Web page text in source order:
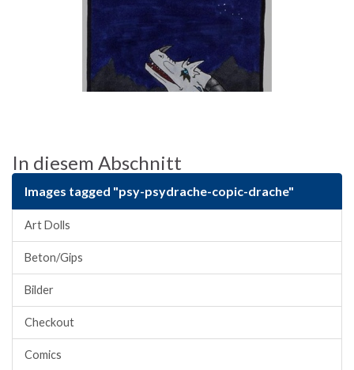
In diesem Abschnitt
Images tagged "psy-psydrache-copic-drache"
Art Dolls
Beton/Gips
Bilder
Checkout
Comics